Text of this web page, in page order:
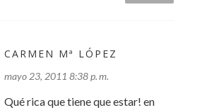
CARMEN Mª LÓPEZ
mayo 23, 2011 8:38 p. m.
Qué rica que tiene que estar! en